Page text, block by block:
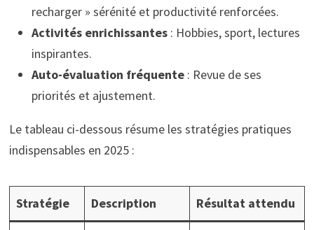
recharger » sérénité et productivité renforcées.
Activités enrichissantes: Hobbies, sport, lectures
inspirantes.
Auto-évaluation fréquente: Revue de ses
priorités et ajustement.
Le tableau ci-dessous résume les stratégies pratiques
indispensables en 2025 :
Stratégie Description Résultat attendu